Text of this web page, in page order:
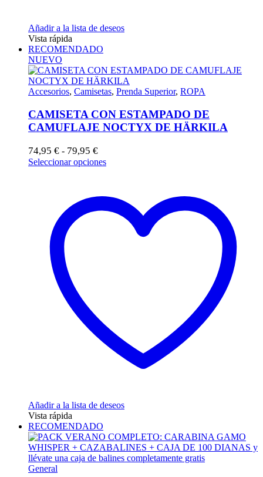
Añadir a la lista de deseos
Vista rápida
RECOMENDADO
NUEVO
Accesorios, Camisetas, Prenda Superior, ROPA
CAMISETA CON ESTAMPADO DE
CAMUFLAJE NOCTYX DE HÄRKILA
74,95 € - 79,95 €
de
79,95 €
Seleccionar opcionesEste
variantes.
Las
opciones
Añadir a la lista de deseos
Vista rápida
RECOMENDADO
General